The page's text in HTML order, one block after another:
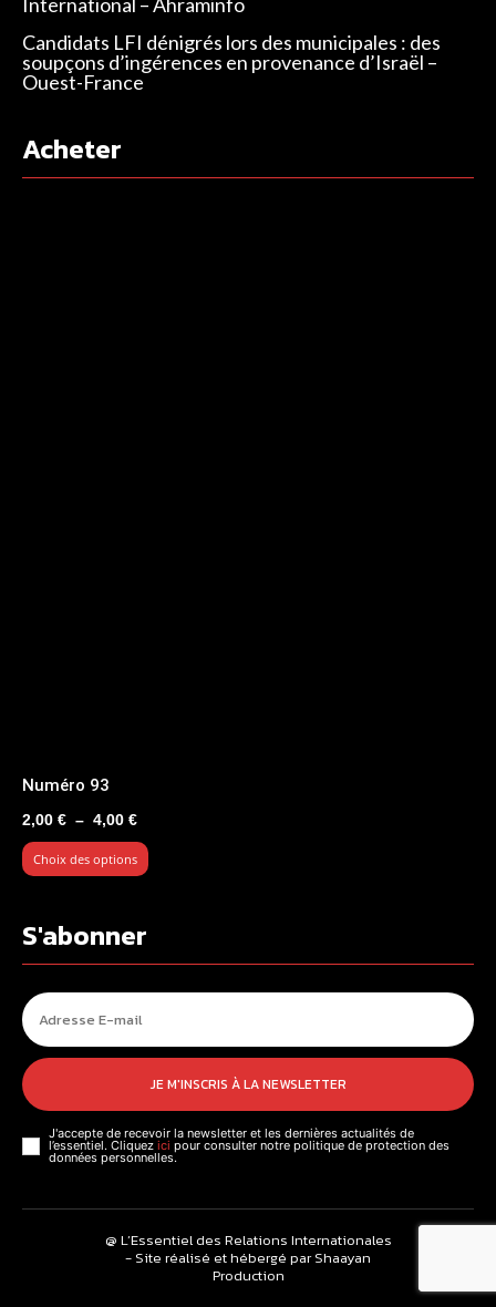
Candidats LFI dénigrés lors des municipales : des
soupçons d’ingérences en provenance d’Israël –
Ouest-France
Acheter
Numéro 93
2,00 € – 4,00 €Plage
de
prix :
4,00 €
Choix des options
S'abonner
JE M'INSCRIS À LA NEWSLETTER
J'accepte de recevoir la newsletter et les dernières actualités de
l’essentiel. Cliquez ici pour consulter notre politique de protection des
données personnelles.
@ L’Essentiel des Relations Internationales
- Site réalisé et hébergé par Shaayan
Production